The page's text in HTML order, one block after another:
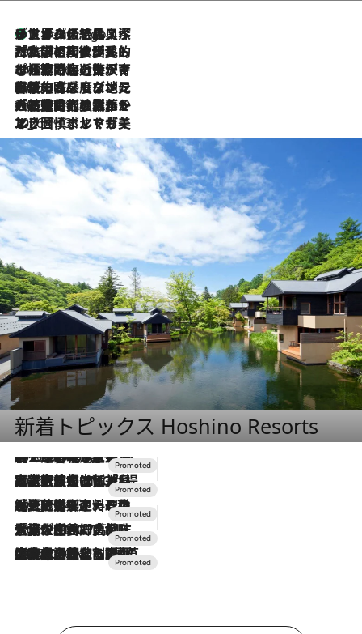
4 Hours Ago
リスボンの絶品スイーツ「パステル・デ・ナタ」とは？ポルトガル伝統の奥深い世界へ
2026.7.27
「私の祖国はポルトガル語です」国民的詩人フェルナンド・ペソアと、彼が愛した文学の街を歩く
2026.7.26
ポルトガル近海が育む極上の海の幸。キリリと冷えた白ワインと愉しむ、シーフード専門店の贅沢
2026.7.22
伝統の味をモダンに昇華。高感度な地元客が集う、リスボンの最旬ガストロノミー
2026.7.21
大航海時代の栄華から、震災、独裁、そして革命へ。ポルトガル・首都リスボンの石畳に刻まれた「歴史の光と影」
2026.7.13
エッセイ・ヤマザキマリ「慎ましくも美しき国 ポルトガル」
新着トピックス Hoshino Resorts
2026.8.7
【トンボの足水浴】ヒノキの香りに包まれて涼感マックス！約13℃の湧水かけ流しを避暑地「星野温泉 トンボの湯」で体験
2026.7.31
【ホテル帰省】という選択肢をOMOが提案。家族とほどよい距離を保つには「昼は実家、夜は気兼ねなくホテルで！」
2026.7.24
【夏限定ディナーコース】旬を迎える稚鮎や花ズッキーニなどをイタリア・トスカーナの郷土料理の手法で満喫！
2026.7.17
「土佐和ハーブかき氷」がOMO7高知に登場！生姜、山椒、大葉など目にも舌にも涼を呼ぶ郷土の味
2026.7.10
NEW OPEN！【界 草津】名湯の地に誕生。趣の異なる2種の温泉と上州ならではの会席・蕎麦割烹など美食を味わう究極の癒やし旅